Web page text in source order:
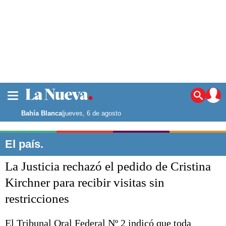
Noticias
La ciudad
Punta Alta
El mundo
Seguridad
Liga del Sur
Bahía Blanca|jueves, 6 de agosto
El país.
La Justicia rechazó el pedido de Cristina
Kirchner para recibir visitas sin
restricciones
El Tribunal Oral Federal Nº 2 indicó que toda